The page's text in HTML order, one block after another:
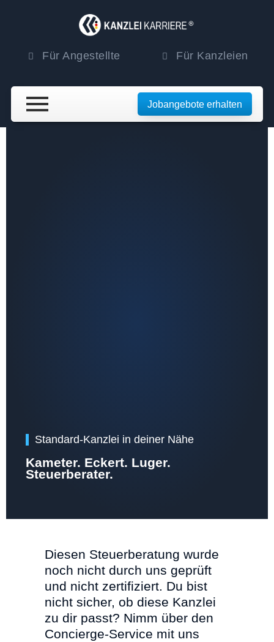
Für Angestellte Für Kanzleien
Jobangebote erhalten
Standard-Kanzlei in deiner Nähe
Kameter. Eckert. Luger.
Steuerberater.
Diesen Steuerberatung wurde
noch nicht durch uns geprüft
und nicht zertifiziert. Du bist
nicht sicher, ob diese Kanzlei
zu dir passt? Nimm über den
Concierge-Service mit uns